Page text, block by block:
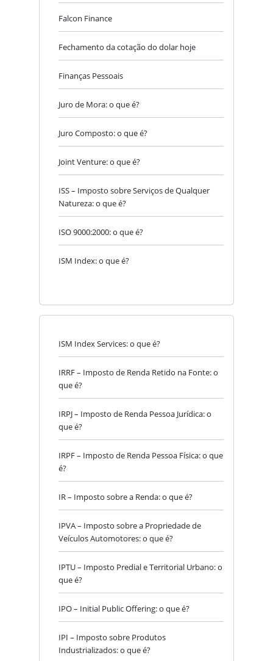
Falcon Finance
Fechamento da cotação do dolar hoje​
Finanças Pessoais
Juro de Mora: o que é?
Juro Composto: o que é?
Joint Venture: o que é?
ISS – Imposto sobre Serviços de Qualquer
Natureza: o que é?
ISO 9000:2000: o que é?
ISM Index: o que é?
ISM Index Services: o que é?
IRRF – Imposto de Renda Retido na Fonte: o
que é?
IRPJ – Imposto de Renda Pessoa Jurídica: o
que é?
IRPF – Imposto de Renda Pessoa Física: o que
é?
IR – Imposto sobre a Renda: o que é?
IPVA – Imposto sobre a Propriedade de
Veículos Automotores: o que é?
IPTU – Imposto Predial e Territorial Urbano: o
que é?
IPO – Initial Public Offering: o que é?
IPI – Imposto sobre Produtos
Industrializados: o que é?